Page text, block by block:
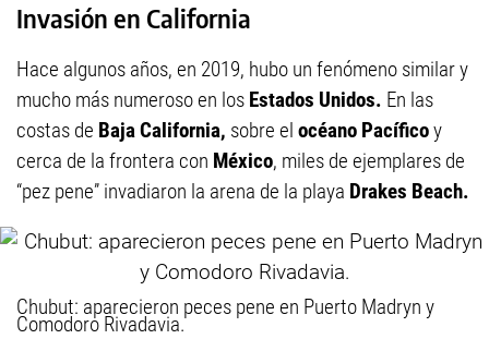
Invasión en California
Hace algunos años, en 2019, hubo un fenómeno similar y
mucho más numeroso en los Estados Unidos. En las
costas de Baja California, sobre el océano Pacíficoy
cerca de la frontera con México, miles de ejemplares de
“pez pene” invadiaron la arena de la playa Drakes Beach.
Chubut: aparecieron peces pene en Puerto Madryn y
Comodoro Rivadavia.